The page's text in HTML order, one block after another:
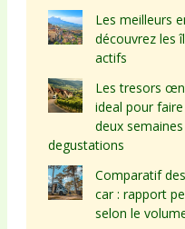
Les meilleurs
découvrez les
actifs
Les tresors
ideal pour
deux
degustations
Comparatif
car : rapport
selon le